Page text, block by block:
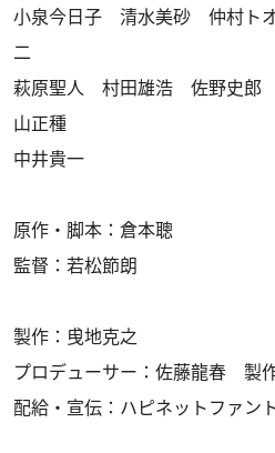
小泉今日子 清水美砂 仲村
二
萩原聖人 村田雄浩 佐野史
山正種
中井貴一
原作・脚本：倉本聰
監督：若松節朗
製作：曵地克之
プロデューサー：佐藤龍春 製
配給・宣伝：ハピネットファン